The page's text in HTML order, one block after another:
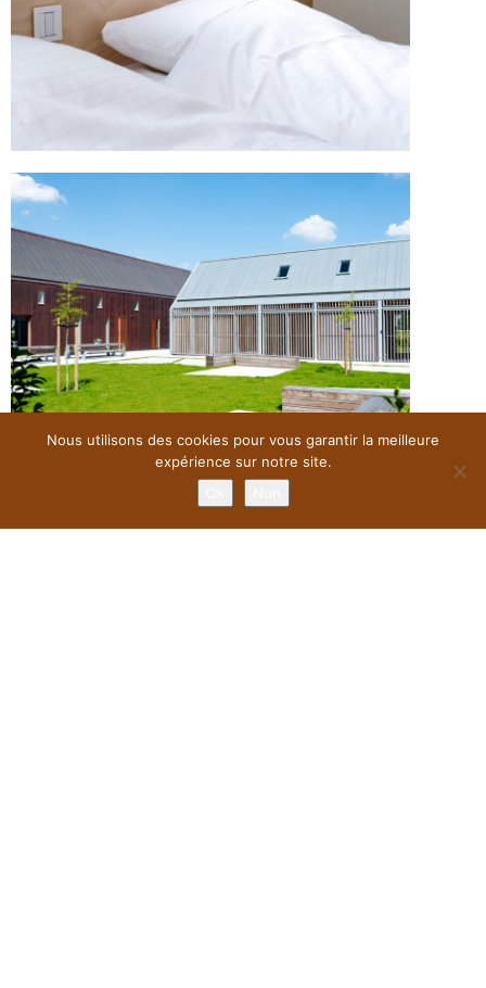
Nous utilisons des cookies pour vous garantir la meilleure
expérience sur notre site.